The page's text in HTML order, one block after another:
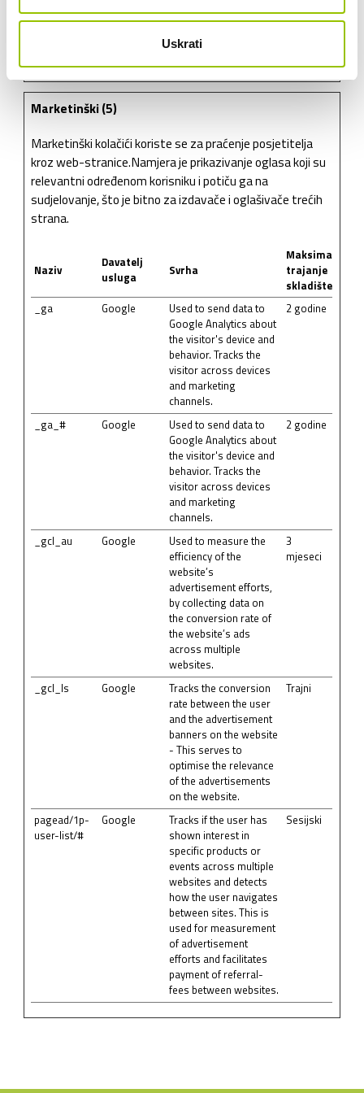
Uskrati
test_cookie Google
Used to check if the
user's browser
supports cookies.
1 dan
Marketinški (5)
Marketinški kolačići koriste se za praćenje posjetitelja
kroz web-stranice.Namjera je prikazivanje oglasa koji su
relevantni određenom korisniku i potiču ga na
sudjelovanje, što je bitno za izdavače i oglašivače trećih
strana.
Naziv
Davatelj
usluga
Svrha
Maksimalno
trajanje
skladištenja
_ga
Google
Used to send data to
Google Analytics about
the visitor's device and
behavior. Tracks the
visitor across devices
and marketing
channels.
2 godine
_ga_# Google
Used to send data to
Google Analytics about
the visitor's device and
behavior. Tracks the
visitor across devices
and marketing
channels.
2 godine
_gcl_au Google
Used to measure the
efficiency of the
website’s
advertisement efforts,
by collecting data on
the conversion rate of
the website’s ads
across multiple
websites.
3
mjeseci
_gcl_ls Google
Tracks the conversion
rate between the user
and the advertisement
banners on the website
- This serves to
optimise the relevance
of the advertisements
on the website.
Trajni
pagead/1p-
user-list/#
Google
Tracks if the user has
shown interest in
specific products or
events across multiple
websites and detects
how the user navigates
between sites. This is
used for measurement
of advertisement
efforts and facilitates
payment of referral-
fees between websites.
Sesijski